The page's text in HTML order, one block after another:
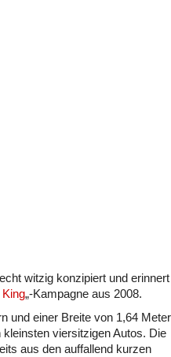
witzig konzipiert und
„-Kampagne aus 2008.
und einer Breite von 1,64
viersitzigen Autos. Die
aus den auffallend kurzen